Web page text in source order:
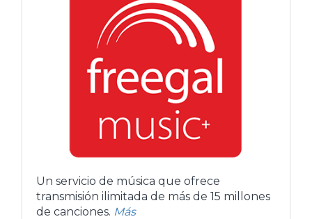
Un servicio de música que ofrece
transmisión ilimitada de más de 15 millones
de canciones. Más